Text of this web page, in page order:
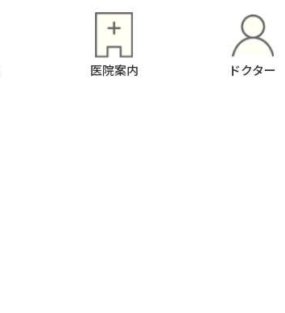
医院案内 ドクター